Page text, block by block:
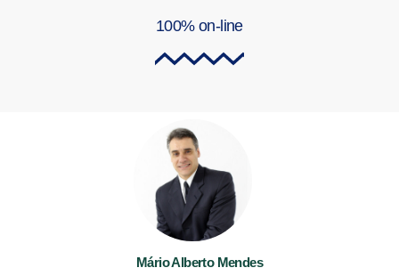
100% on-line
Mário Alberto Mendes